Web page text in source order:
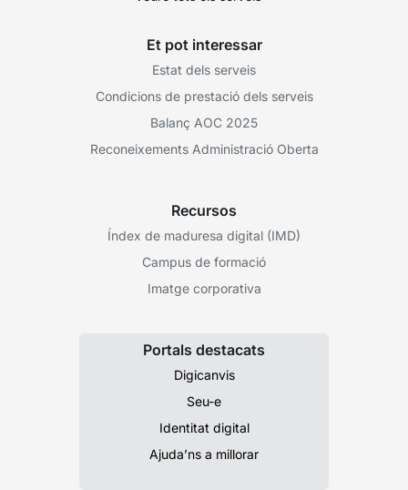
Et pot interessar
Estat dels serveis
Condicions de prestació dels serveis
Balanç AOC 2025
Reconeixements Administració Oberta
Recursos
Índex de maduresa digital (IMD)
Campus de formació
Imatge corporativa
Portals destacats
Digicanvis
Seu-e
Identitat digital
Ajuda’ns a millorar